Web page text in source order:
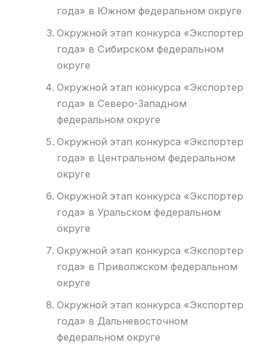
года» в Южном федеральном округе
Окружной этап конкурса «Экспортер
года» в Сибирском федеральном
округе
Окружной этап конкурса «Экспортер
года» в Северо-Западном
федеральном округе
Окружной этап конкурса «Экспортер
года» в Центральном федеральном
округе
Окружной этап конкурса «Экспортер
года» в Уральском федеральном
округе
Окружной этап конкурса «Экспортер
года» в Приволжском федеральном
округе
Окружной этап конкурса «Экспортер
года» в Дальневосточном
федеральном округе